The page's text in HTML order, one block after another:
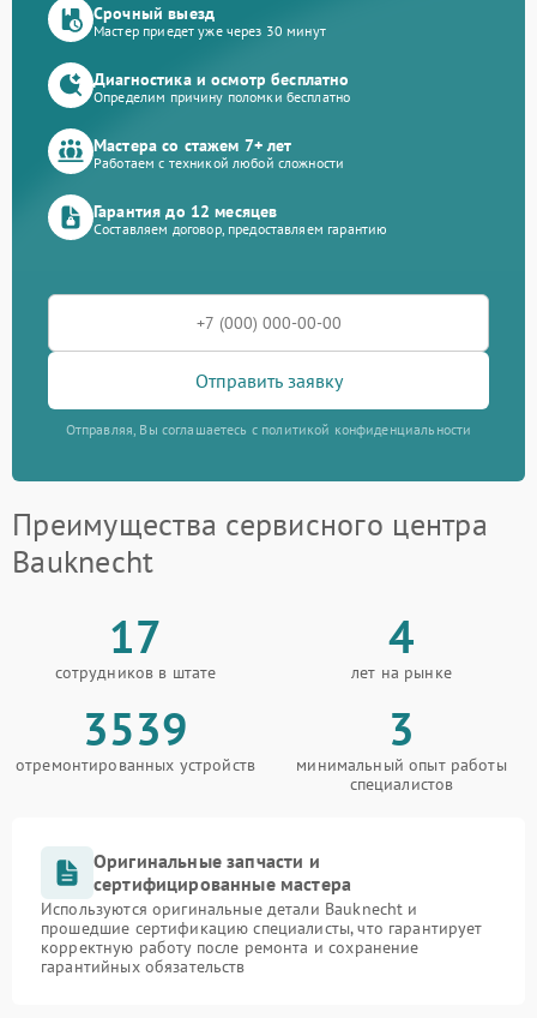
Срочный выезд
Мастер приедет уже через 30 минут
Диагностика и осмотр бесплатно
Определим причину поломки бесплатно
Мастера со стажем 7+ лет
Работаем с техникой любой сложности
Гарантия до 12 месяцев
Составляем договор, предоставляем гарантию
Отправить заявку
Отправляя, Вы соглашаетесь с политикой конфиденциальности
Преимущества сервисного центра
Bauknecht
17
сотрудников в штате
4
лет на рынке
3539
отремонтированных устройств
3
минимальный опыт работы
специалистов
Оригинальные запчасти и
сертифицированные мастера
Используются оригинальные детали Bauknecht и
прошедшие сертификацию специалисты, что гарантирует
корректную работу после ремонта и сохранение
гарантийных обязательств